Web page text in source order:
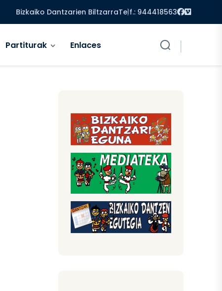
Bizkaiko Dantzarien BiltzarraTelf.: 944418563 Facebook
Vimeo
Partiturak Enlaces